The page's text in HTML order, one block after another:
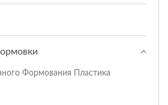
Формования Пластика